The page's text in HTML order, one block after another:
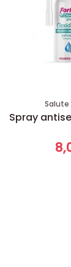
Salute
Spray